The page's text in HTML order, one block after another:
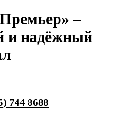
–
и надёжный
744 8688